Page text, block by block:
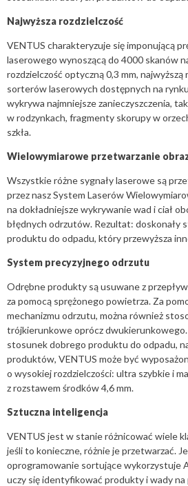
Najwyższa rozdzielczość
VENTUS charakteryzuje się imponującą
laserowego wynoszącą do 4000 skanów
rozdzielczość optyczną 0,3 mm, najwyższą
sorterów laserowych dostępnych na
wykrywa najmniejsze zanieczyszczenia,
w rodzynkach, fragmenty skorupy w
szkła.
Wielowymiarowe przetwarzanie
Wszystkie różne sygnały laserowe są
przez nasz System Laserów
na dokładniejsze wykrywanie wad i ciał
błędnych odrzutów. Rezultat: doskonały
produktu do odpadu, który przewyższa
System precyzyjnego odrzutu
Odrębne produkty są usuwane z
za pomocą sprężonego powietrza. Za
mechanizmu odrzutu, można również
trójkierunkowe oprócz dwukierunkowego.
stosunek dobrego produktu do odpadu,
produktów, VENTUS może być
o wysokiej rozdzielczości: ultra szybkie i
z rozstawem środków 4,6 mm.
Sztuczna inteligencja
VENTUS jest w stanie różnicować wiele
jeśli to konieczne, różnie je przetwarzać.
oprogramowanie sortujące wykorzystuje
uczy się identyfikować produkty i wady